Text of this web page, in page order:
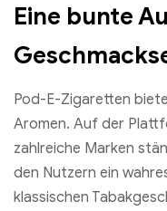
Eine bunte
Pod-E-Zigaretten
Aromen. Auf der
zahlreiche Marken
den Nutzern ein
klassischen